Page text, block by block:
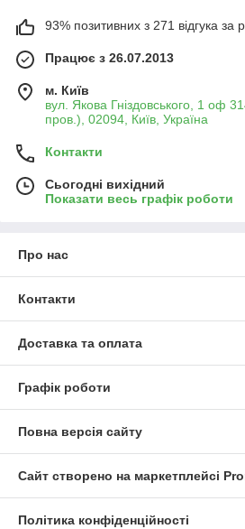
93% позитивних з 271 відгука за
Працює з 26.07.2013
м. Київ
вул. Якова Гніздовського, 1 оф
пров.), 02094, Київ, Україна
Контакти
Сьогодні вихідний
Показати весь графік роботи
Про нас
Контакти
Доставка та оплата
Графік роботи
Повна версія сайту
Сайт створено на маркетплейсі
Політика конфіденційності